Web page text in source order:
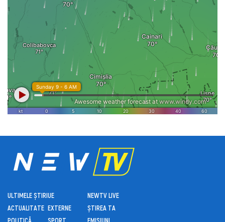
ULTIMELE ȘTIRI
ACTUALITATE
POLITICĂ
UE
EXTERNE
SPORT
NEWTV LIVE
ȘTIREA TA
EMISIUNI